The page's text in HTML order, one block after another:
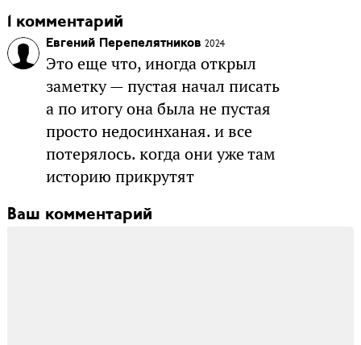
1 комментарий
Евгений Перепелятников 2024
Это еще что, иногда открыл
заметку — пустая начал писать
а по итогу она была не пустая
просто недосинханая. и все
потерялось. когда они уже там
историю прикрутят
Ваш комментарий